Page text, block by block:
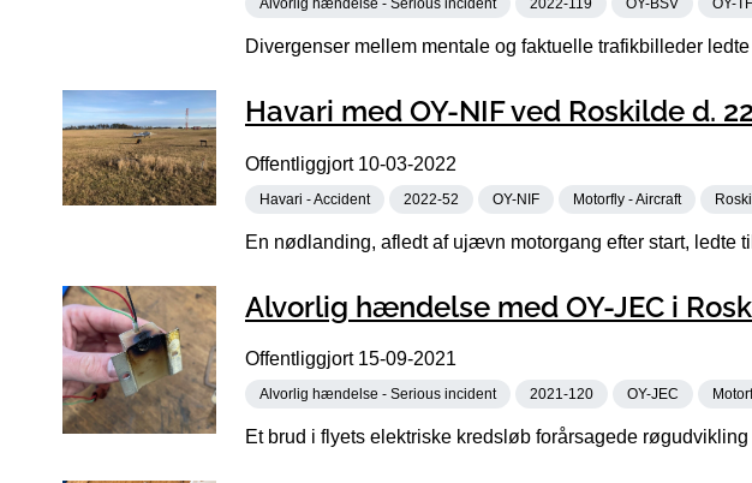
Alvorlig hændelse - Serious incident 2022-119 OY-BSV OY-
Divergenser mellem mentale og faktuelle trafikbilleder
Havari med OY-NIF ved Roskilde d.
Offentliggjort 10-03-2022
Havari - Accident 2022-52 OY-NIF Motorfly - Aircraft
En nødlanding, afledt af ujævn motorgang efter start, ledte
Alvorlig hændelse med OY-JEC i
Offentliggjort 15-09-2021
Alvorlig hændelse - Serious incident 2021-120 OY-JEC
Et brud i flyets elektriske kredsløb forårsagede røgudvikling